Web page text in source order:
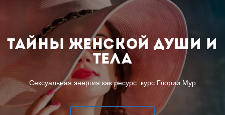
Тайны женской души и
тела
Сексуальная энергия как ресурс: курс Глории Мур